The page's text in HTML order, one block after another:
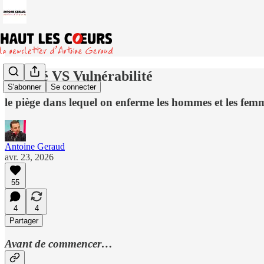
S'abonner Se connecter
Virilité VS Vulnérabilité
le piège dans lequel on enferme les hommes et les
Antoine Geraud
avr. 23, 2026
55
4
4
Partager
Avant de commencer…